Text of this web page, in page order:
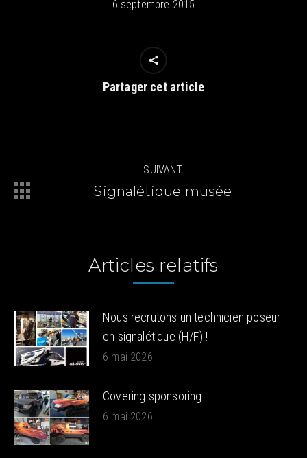
6 septembre 2015
Partager cet article
Navigation
article
SUIVANT
Article
Signalétique musée
Articles relatifs
Nous recrutons un technicien poseur
en signalétique (H/F) !
6 mai 2026
Covering sponsoring
6 mai 2026